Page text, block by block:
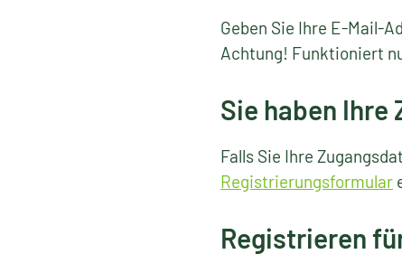
Geben Sie Ihre E-Mail-
Achtung! Funktioniert
Sie haben Ihre
Falls Sie Ihre
Registrierungsformular
Registrieren